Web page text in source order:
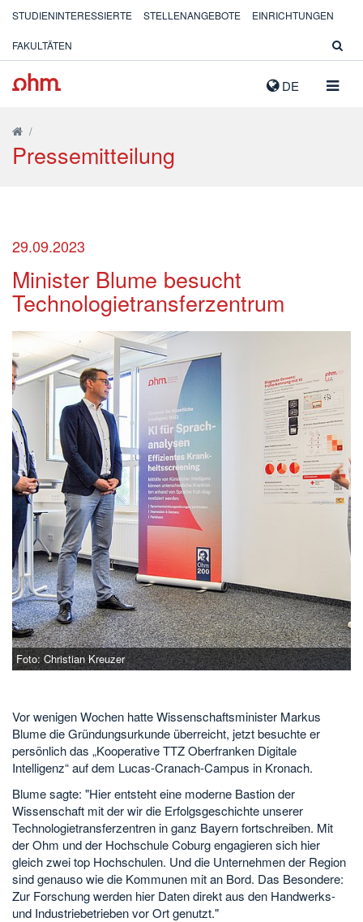
DE
STUDIENINTERESSIERTE STELLENANGEBOTE EINRICHTUNGEN
FAKULTÄTEN
/
Pressemitteilung
29.09.2023
Minister Blume besucht
Technologietransferzentrum
Foto: Christian Kreuzer
Vor wenigen Wochen hatte Wissenschaftsminister Markus
Blume die Gründungsurkunde überreicht, jetzt besuchte er
persönlich das „Kooperative TTZ Oberfranken Digitale
Intelligenz“ auf dem Lucas-Cranach-Campus in Kronach.
Blume sagte: "Hier entsteht eine moderne Bastion der
Wissenschaft mit der wir die Erfolgsgeschichte unserer
Technologietransferzentren in ganz Bayern fortschreiben. Mit
der Ohm und der Hochschule Coburg engagieren sich hier
gleich zwei top Hochschulen. Und die Unternehmen der Region
sind genauso wie die Kommunen mit an Bord. Das Besondere:
Zur Forschung werden hier Daten direkt aus den Handwerks-
und Industriebetrieben vor Ort genutzt."